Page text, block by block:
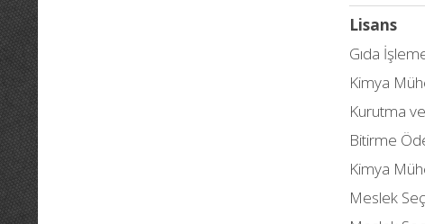
Lisans
Gıda
Kimya
Kurutma
Bitirme
Kimya
Meslek